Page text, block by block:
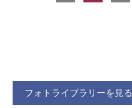
フォトライブラリーを見る